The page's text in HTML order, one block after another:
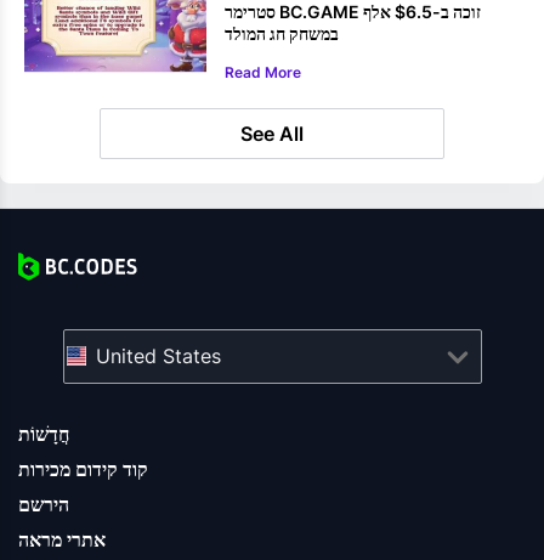
סטרימר BC.GAME זוכה ב-$6.5 אלף
במשחק חג המולד
Read More
See All
חֲדָשׁוֹת
קוד קידום מכירות
הירשם
אתרי מראה
United States